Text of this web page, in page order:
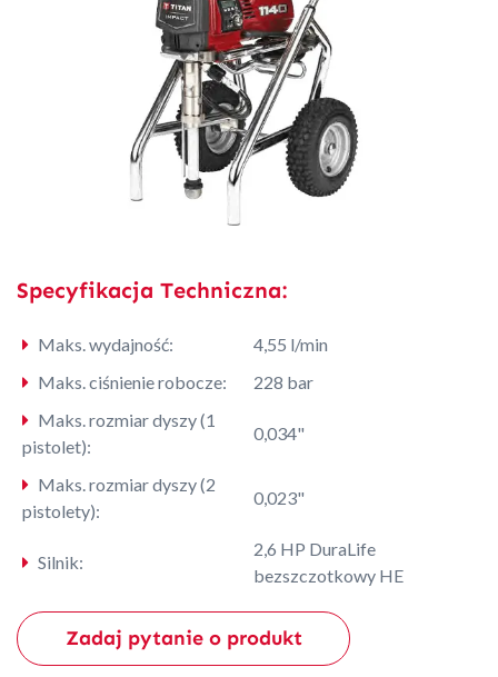
Specyfikacja Techniczna:
Maks. wydajność:
4,55 l/min
Maks. ciśnienie robocze:
228 bar
Maks. rozmiar dyszy (1
pistolet):
0,034"
Maks. rozmiar dyszy (2
pistolety):
0,023"
Silnik:
2,6 HP DuraLife
bezszczotkowy HE
Zadaj pytanie o produkt